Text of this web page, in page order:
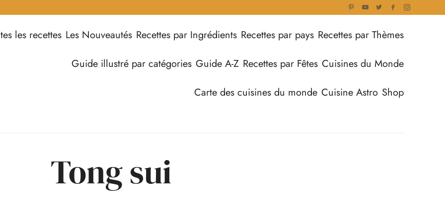
les recettes Les Nouveautés Recettes par Ingrédients Recettes par pays Recettes par Thèmes
Guide illustré par catégories Guide A-Z Recettes par Fêtes Cuisines du Monde
Carte des cuisines du monde Cuisine Astro Shop
Tong sui